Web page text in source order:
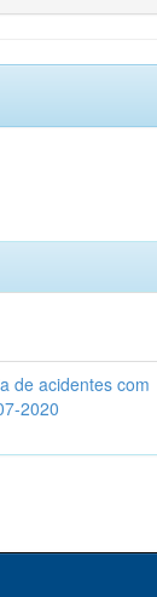
de acidentes com
2020